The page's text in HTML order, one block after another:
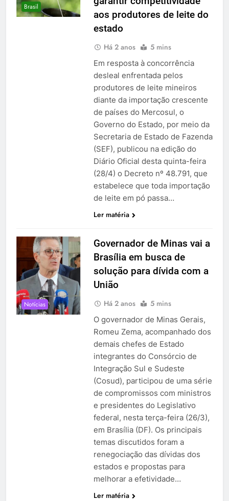
Brasil
aos produtores de leite do
estado
Há 2 anos 5 mins
Em resposta à concorrência
desleal enfrentada pelos
produtores de leite mineiros
diante da importação crescente
de países do Mercosul, o
Governo do Estado, por meio da
Secretaria de Estado de Fazenda
(SEF), publicou na edição do
Diário Oficial desta quinta-feira
(28/4) o Decreto nº 48.791, que
estabelece que toda importação
de leite em pó passa…
Ler matéria
Notícias
Governador de Minas vai a
Brasília em busca de
solução para dívida com a
União
Há 2 anos 5 mins
O governador de Minas Gerais,
Romeu Zema, acompanhado dos
demais chefes de Estado
integrantes do Consórcio de
Integração Sul e Sudeste
(Cosud), participou de uma série
de compromissos com ministros
e presidentes do Legislativo
federal, nesta terça-feira (26/3),
em Brasília (DF). Os principais
temas discutidos foram a
renegociação das dívidas dos
estados e propostas para
melhorar a efetividade…
Ler matéria